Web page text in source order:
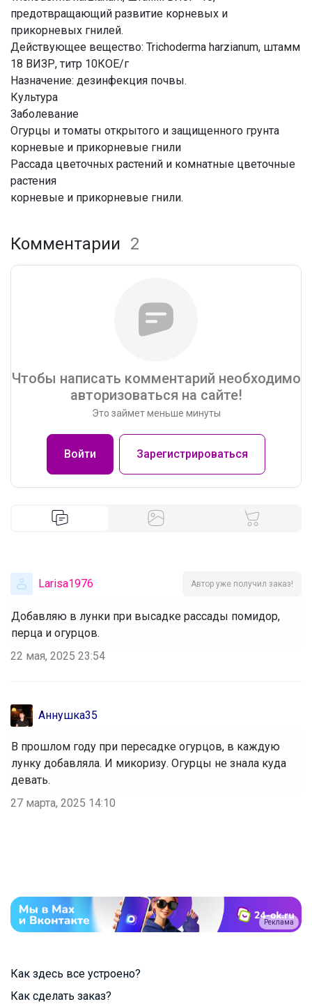
предотвращающий развитие корневых и
прикорневых гнилей.
Действующее вещество: Trichoderma harzianum, штамм
18 ВИЗР, титр 10КОЕ/г
Назначение: дезинфекция почвы.
Культура
Заболевание
Огурцы и томаты открытого и защищенного грунта
корневые и прикорневые гнили
Рассада цветочных растений и комнатные цветочные
растения
корневые и прикорневые гнили.
Комментарии 2
Чтобы написать комментарий необходимо
авторизоваться на сайте!
Это займет меньше минуты
Войти Зарегистрироваться
Larisa1976 Автор уже получил заказ!
Добавляю в лунки при высадке рассады помидор,
перца и огурцов.
22 мая, 2025 23:54
Аннушка35
В прошлом году при пересадке огурцов, в каждую
лунку добавляла. И микоризу. Огурцы не знала куда
девать.
27 марта, 2025 14:10
Реклама
Как здесь все устроено?
Как сделать заказ?